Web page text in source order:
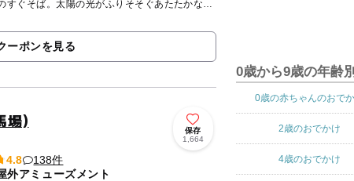
すぐそば。太陽の光がふりそそぐあたたかな空
ーポンを見る
場)
保存
1,664
4.8
138件
外アミューズメント
0歳から9歳の年齢
0歳の赤ちゃんのおで
2歳のおでかけ
4歳のおでかけ